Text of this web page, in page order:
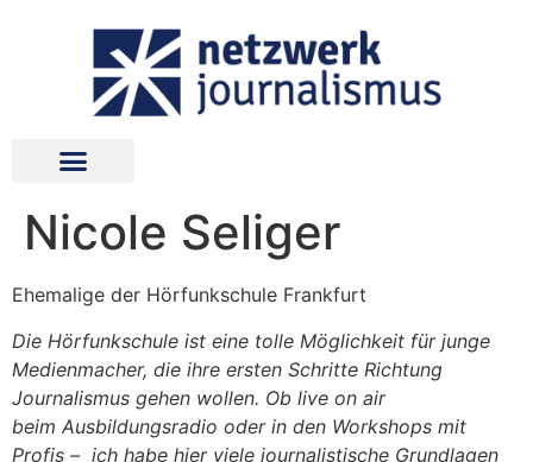
Nicole Seliger
Ehemalige der Hörfunkschule Frankfurt
Die Hörfunkschule ist eine tolle Möglichkeit für junge
Medienmacher, die ihre ersten Schritte Richtung
Journalismus gehen wollen. Ob live on air
beim Ausbildungsradio oder in den Workshops mit
Profis – ich habe hier viele journalistische Grundlagen